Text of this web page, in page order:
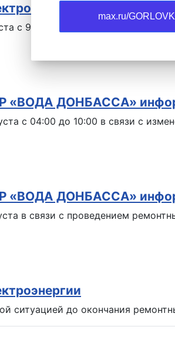
с 9:00 до 11:00 на время
«ВОДА ДОНБАССА»
с 04:00 до 10:00 в связи с
«ВОДА ДОНБАССА»
в связи с проведением
ситуацией до окончания
max.ru/